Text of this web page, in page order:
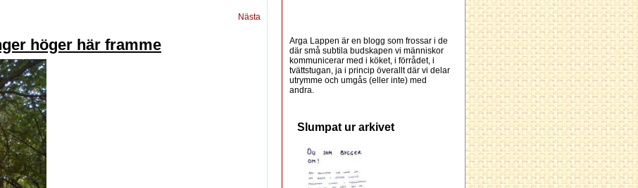
Nästa
höger här framme
Arga Lappen är en blogg som frossar i de
där små subtila budskapen vi människor
kommunicerar med i köket, i förrådet, i
tvättstugan, ja i princip överallt där vi delar
utrymme och umgås (eller inte) med
andra.
Slumpat ur arkivet